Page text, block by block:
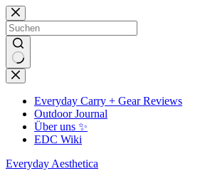
Zum
Inhalt
springen
Keine
Ergebnisse
Everyday Carry + Gear Reviews
Outdoor Journal
Über uns ✨
EDC Wiki
Everyday Aesthetica